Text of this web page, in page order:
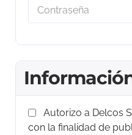
Autorizo a Delcos
con la finalidad de